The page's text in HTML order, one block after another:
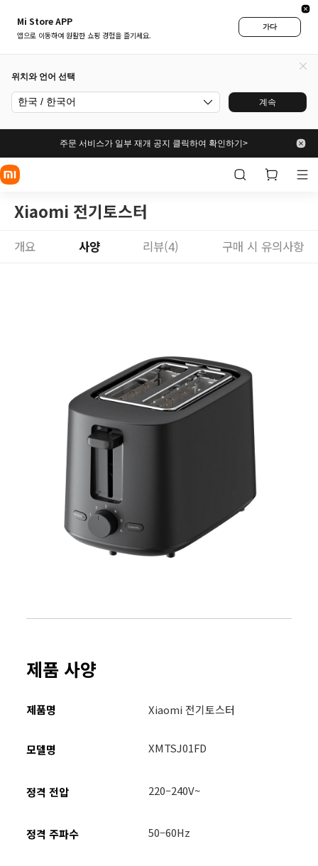
Mi Store APP
앱으로 이동하여 원활한 쇼핑 경험을 즐기세요.
가다
위치와 언어 선택
한국 / 한국어 계속
주문 서비스가 일부 재개 공지 클릭하여 확인하기>
Xiaomi 전기토스터
개요 사양 리뷰(4) 구매 시 유의사항
제품 사양
제품명
모델명 XMTSJ01FD
정격 전압 220–240V~
정격 주파수 50–60Hz